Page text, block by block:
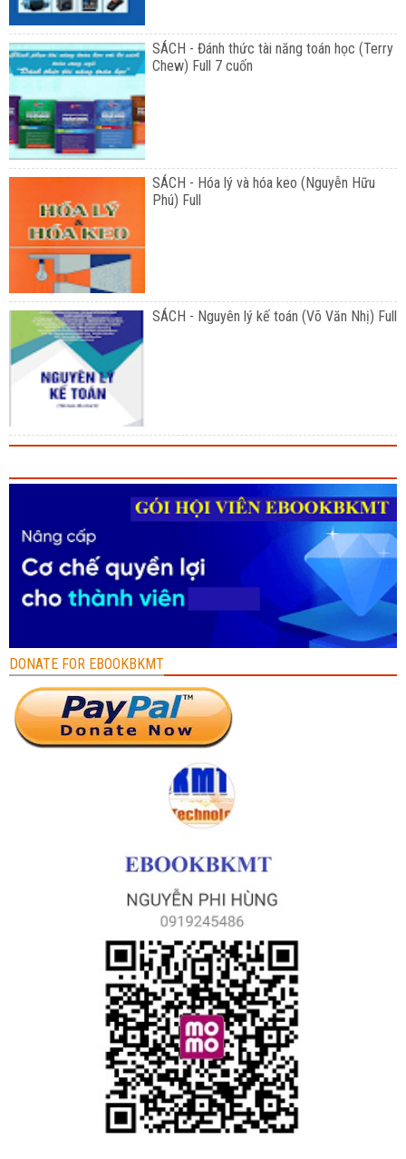
SÁCH - Đánh thức tài năng toán học (Terry
Chew) Full 7 cuốn
SÁCH - Hóa lý và hóa keo (Nguyễn Hữu
Phú) Full
SÁCH - Nguyên lý kế toán (Võ Văn Nhị) Full
DONATE FOR EBOOKBKMT